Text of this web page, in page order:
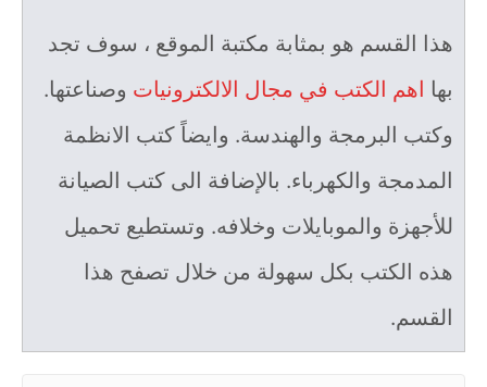
هذا القسم هو بمثابة مكتبة الموقع ، سوف تجد
بها اهم الكتب في مجال الالكترونيات وصناعتها.
وكتب البرمجة والهندسة. وايضاً كتب الانظمة
المدمجة والكهرباء. بالإضافة الى كتب الصيانة
للأجهزة والموبايلات وخلافه. وتستطيع تحميل
هذه الكتب بكل سهولة من خلال تصفح هذا
القسم.